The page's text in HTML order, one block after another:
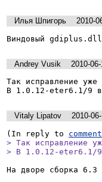
Илья Шпигорь
2010-
Виндовый gdiplus.dll
Andrey Vusik
2010-
Так исправление уже
В 1.0.12-eter6.1/9
Vitaly Lipatov
2010-
(In reply to
> Так исправление
> В 1.0.12-eter6.1/9
На дворе сборка 6.3